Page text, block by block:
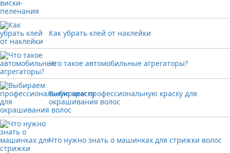
Как убрать клей от наклейки
Что такое автомобильные агрегаторы?
Выбираем профессиональную краску для
окрашивания волос
Что нужно знать о машинках для стрижки волос